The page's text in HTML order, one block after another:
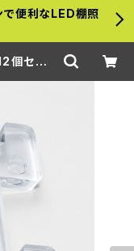
で便利なLED棚照
個セッ